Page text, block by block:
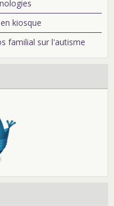
kiosque
familial sur l'autisme